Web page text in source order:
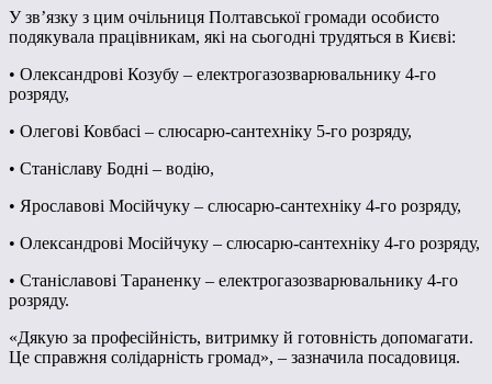
У зв’язку з цим очільниця Полтавської громади особисто
подякувала працівникам, які на сьогодні трудяться в Києві:
• Олександрові Козубу – електрогазозварювальнику 4-го
розряду,
• Олегові Ковбасі – слюсарю-сантехніку 5-го розряду,
• Станіславу Бодні – водію,
• Ярославові Мосійчуку – слюсарю-сантехніку 4-го розряду,
• Олександрові Мосійчуку – слюсарю-сантехніку 4-го розряду,
• Станіславові Тараненку – електрогазозварювальнику 4-го
розряду.
«Дякую за професійність, витримку й готовність допомагати.
Це справжня солідарність громад», – зазначила посадовиця.